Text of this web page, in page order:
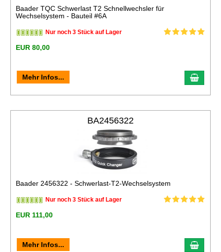
Baader TQC Schwerlast T2 Schnellwechsler für
Wechselsystem - Bauteil #6A
Nur noch 3 Stück auf Lager
EUR 80,00
Mehr Infos...
BA2456322
Baader 2456322 - Schwerlast-T2-Wechselsystem
Nur noch 3 Stück auf Lager
EUR 111,00
Mehr Infos...